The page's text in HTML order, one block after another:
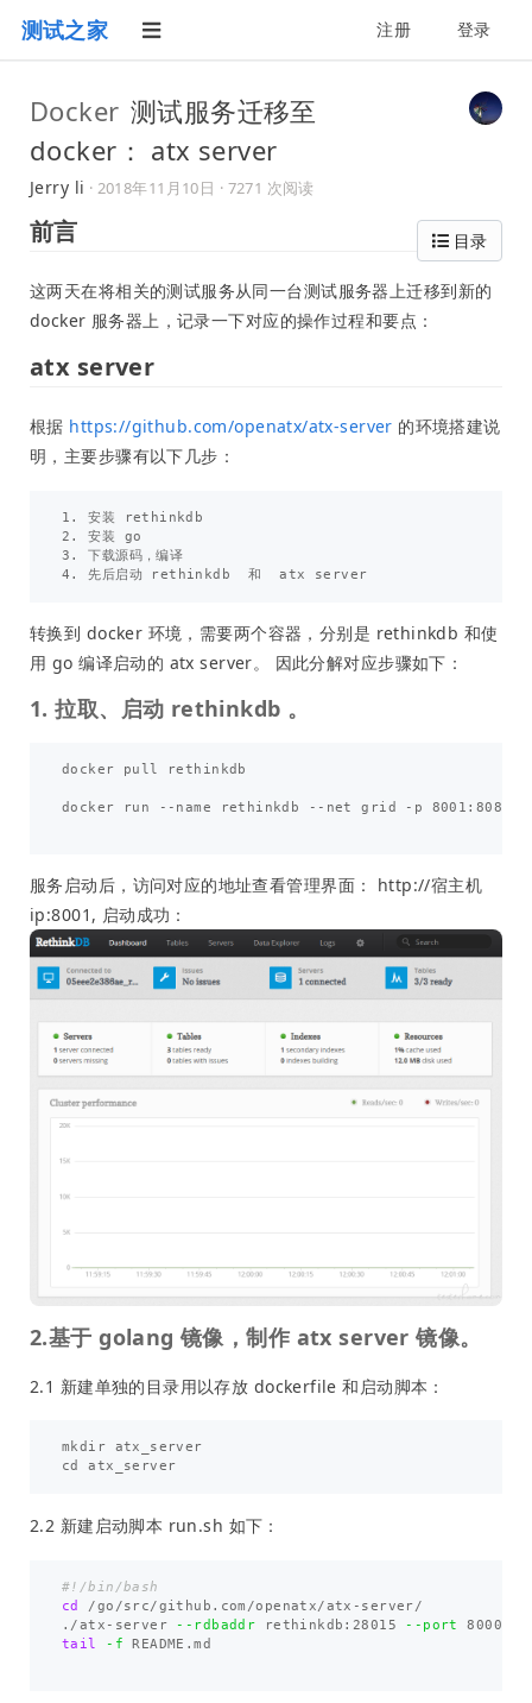
测试之家 注册 登录
Docker 测试服务迁移至
docker： atx server
Jerry li · 2018年11月10日 · 7271 次阅读
目录
前言
这两天在将相关的测试服务从同一台测试服务器上迁移到新的
docker 服务器上，记录一下对应的操作过程和要点：
atx server
根据 https://github.com/openatx/atx-server 的环境搭建说
明，主要步骤有以下几步：
1. 安装 rethinkdb
2. 安装 go
3. 下载源码，编译
转换到 docker 环境，需要两个容器，分别是 rethinkdb 和使
用 go 编译启动的 atx server。 因此分解对应步骤如下：
1. 拉取、启动 rethinkdb 。
docker pull rethinkdb
docker run --name rethinkdb --net grid -p
服务启动后，访问对应的地址查看管理界面： http://宿主机
ip:8001, 启动成功：
2.基于 golang 镜像，制作 atx server 镜像。
2.1 新建单独的目录用以存放 dockerfile 和启动脚本：
mkdir atx_server
2.2 新建启动脚本 run.sh 如下：
#!/bin/bash
cd
/go/src/github.com/openatx/atx-server/
./atx-server --rdbaddr rethinkdb:28015 --port
tail
-f README.md